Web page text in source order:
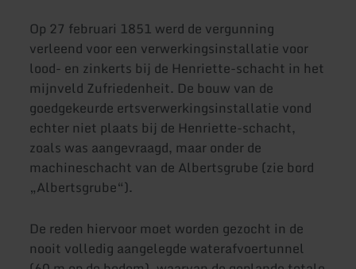
Op 27 februari 1851 werd de vergunning
verleend voor een verwerkingsinstallatie voor
lood- en zinkerts bij de Henriette-schacht in het
mijnveld Zufriedenheit. De bouw van de
goedgekeurde ertsverwerkingsinstallatie vond
echter niet plaats bij de Henriette-schacht,
zoals was aangevraagd, maar onder de
machineschacht van de Albertsgrube (zie bord
„Albertsgrube“).
De reden hiervoor moet worden gezocht in de
nooit volledig aangelegde waterafvoertunnel